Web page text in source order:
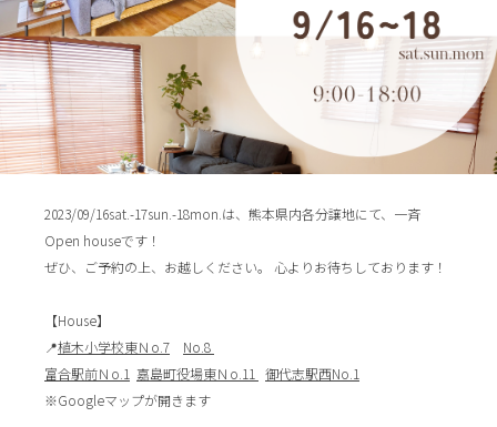
2023/09/16sat.-17sun.-18mon.は、熊本県内各分譲地にて、一斉
Open houseです！⁡ ⁡
ぜひ、ご予約の上、お越しください。⁡ ⁡心よりお待ちしております！ ⁡
【House】
📍植木小学校東Ｎo.7
No.8 ⁡
富合駅前Ｎo.1⁡ 嘉島町役場東Ｎo.11 ⁡
御代志駅西No.1
※Googleマップが開きます